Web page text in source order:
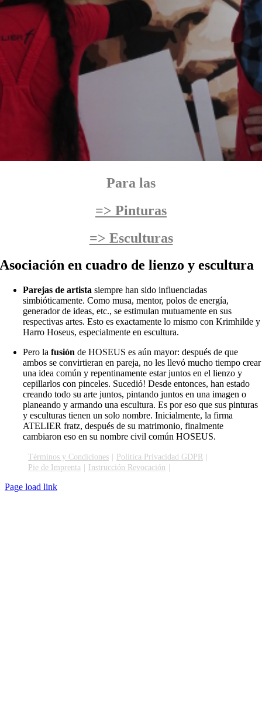
Para las
=> Pinturas
=> Esculturas
Asociación en cuadro de lienzo y escultura
Parejas de artista siempre han sido influenciadas
simbióticamente. Como musa, mentor, polos de energía,
generador de ideas, etc., se estimulan mutuamente en sus
respectivas artes. Esto es exactamente lo mismo con Krimhilde y
Harro Hoseus, especialmente en escultura.
Pero lafusión de HOSEUS es aún mayor: después de que
ambos se convirtieran en pareja, no les llevó mucho tiempo crear
una idea común y repentinamente estar juntos en el lienzo y
cepillarlos con pinceles. Sucedió! Desde entonces, han estado
creando todo su arte juntos, pintando juntos en una imagen o
planeando y armando una escultura. Es por eso que sus pinturas
y esculturas tienen un solo nombre. Inicialmente, la firma
ATELIER fratz, después de su matrimonio, finalmente
cambiaron eso en su nombre civil común HOSEUS.
Términos y Condiciones
Política Privacidad GDPR
Pie de Imprenta
Instrucción Revocación
Page load link